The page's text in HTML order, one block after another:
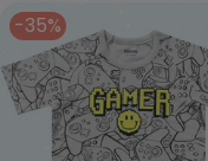
-35%